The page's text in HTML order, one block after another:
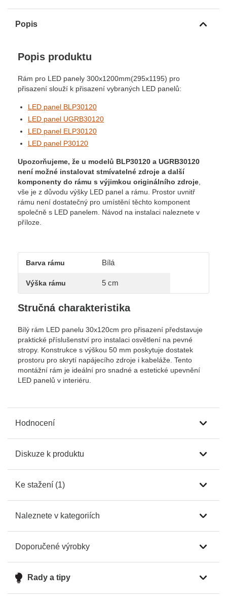
Popis
Popis produktu
Rám pro LED panely 300x1200mm(295x1195) pro
přisazení slouží k přisazení vybraných LED panelů:
LED panel BLP30120
LED panel UGRB30120
LED panel ELP30120
LED panel P30120
Upozorňujeme, že u modelů BLP30120 a UGRB30120
není možné instalovat stmívatelné zdroje a další
komponenty do rámu s výjimkou originálního zdroje
vše je z důvodu výšky LED panel a rámu. Prostor uvnitř
rámu není dostatečný pro umístění těchto komponent
společně s LED panelem. Návod na instalaci naleznete v
příloze.
Barva rámu Bílá
Výška rámu 5 cm
Stručná charakteristika
Bílý rám LED panelu 30x120cm pro přisazení představuje
praktické příslušenství pro instalaci osvětlení na pevné
stropy. Konstrukce s výškou 50 mm poskytuje dostatek
prostoru pro skrytí napájecího zdroje i kabeláže. Tento
montážní rám je ideální pro snadné a estetické upevnění
LED panelů v interiéru.
Hodnocení
Diskuze k produktu
Ke stažení (1)
Naleznete v kategoriích
Doporučené výrobky
Rady a tipy